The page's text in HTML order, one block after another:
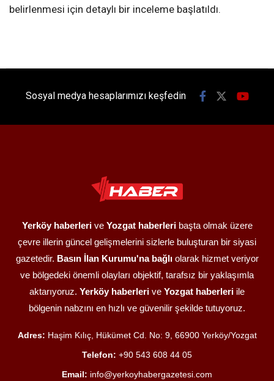
belirlenmesi için detaylı bir inceleme başlatıldı.
Sosyal medya hesaplarımızı keşfedin
Yerköy haberlerive Yozgat haberleribaşta olmak üzere
çevre illerin güncel gelişmelerini sizlerle buluşturan bir siyasi
gazetedir. Basın İlan Kurumu'na bağlıolarak hizmet veriyor
ve bölgedeki önemli olayları objektif, tarafsız bir yaklaşımla
aktarıyoruz. Yerköy haberleri ve Yozgat haberleri ile
bölgenin nabzını en hızlı ve güvenilir şekilde tutuyoruz.
Adres: Haşim Kılıç, Hükümet Cd. No: 9, 66900 Yerköy/Yozgat
Telefon: +90 543 608 44 05
Email: info@yerkoyhabergazetesi.com